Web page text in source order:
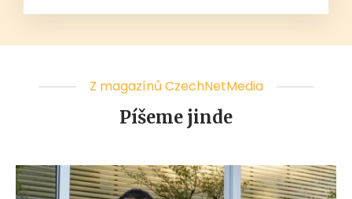
Z magazínů CzechNetMedia
Píšeme jinde